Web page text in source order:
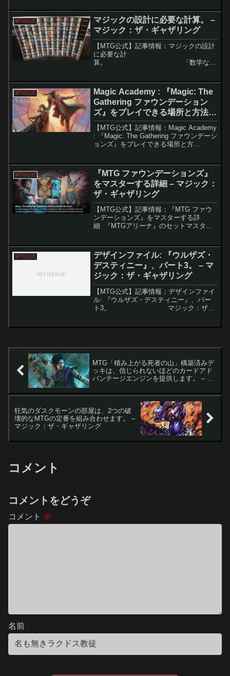
には、英語と日本語という...
MTG公式
マジックの設計に必要な計算。 –
マジック：ザ・ギャザリング
【MTG公式】記事情報：マジックの設計
に必要な計
算。 「数学なん
いた数学の重要性を、今では誰より...
MTG公式
Magic Academy : 『Magic: The
Gathering ファウンデーション
ズ』をプレイできる場所と方法 –
マジック：ザ・ギャザリング
【MTG公式】記事情報：Magic Academy
: 『Magic: The Gathering ファウンデーシ
ョンズ』をプレイできる場所と方
MTG公式
『MTG ファウンデーションズ』
をマスターする詳細 – マジック：
ザ・ギャザリング
【MTG公式】記事情報：『MTG ファウ
ンデーションズ』をマスターする詳
細 『MTGアリーナ』のセットマスタリ
ロックできるシステムです。マスタリー
パスを利用すると、特...
MTG公式
デザインファイル: 『ウルザズ・
デスティニー』、パート3。 – マ
ジック：ザ・ギャザリング
【MTG公式】記事情報：デザインファイ
ル: 『ウルザズ・デスティニー』、パー
ト3。 マジック：ザ・
MTG「積み上がる死者の山」構築済みデ
ッキは、信じられないほどのカードアド
バンテージエンジンを提供します。 – マ
狂気のダスクモーンの部屋は、2つの破
壊的なMTGの定番を組み合わせます。 –
マジック：ザ・ギャザリング
コメント
コメントをどうぞ
コメント ※
名前